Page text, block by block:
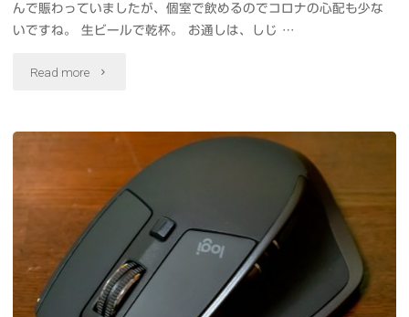
ボ
を
し
んで賑わっていましたが、個室で飲めるのでコロナの心配も少な
いですね。 生ビールで乾杯。 お通しは、しじ …
Read more "魚
日
酒